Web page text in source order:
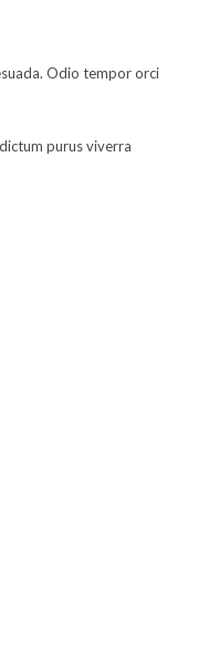
Odio tempor orci
purus viverra